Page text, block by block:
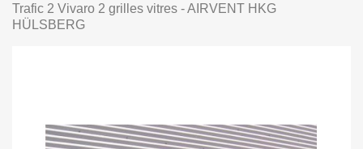
Trafic 2 Vivaro 2 grilles vitres - AIRVENT HKG
HÜLSBERG